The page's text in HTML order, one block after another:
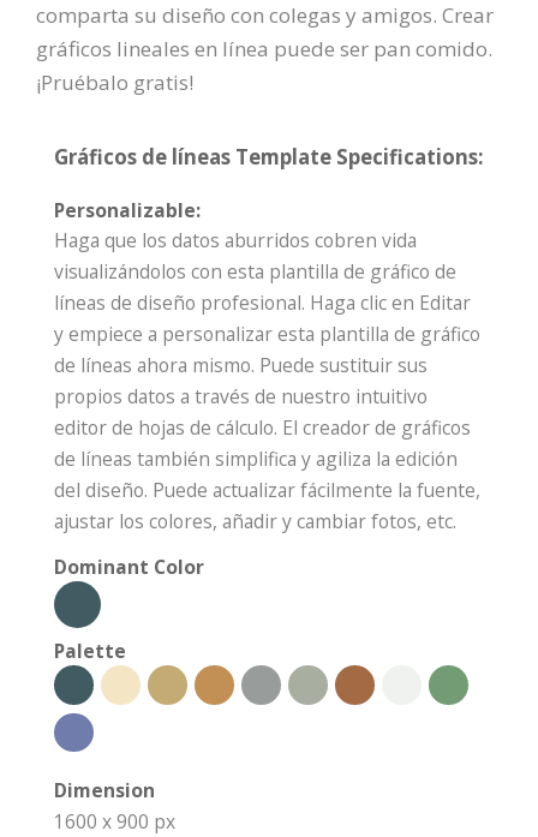
comparta su diseño con colegas y amigos. Crear
gráficos lineales en línea puede ser pan comido.
¡Pruébalo gratis!
Gráficos de líneas Template Specifications:
Personalizable:
Haga que los datos aburridos cobren vida
visualizándolos con esta plantilla de gráfico de
líneas de diseño profesional. Haga clic en Editar
y empiece a personalizar esta plantilla de gráfico
de líneas ahora mismo. Puede sustituir sus
propios datos a través de nuestro intuitivo
editor de hojas de cálculo. El creador de gráficos
de líneas también simplifica y agiliza la edición
del diseño. Puede actualizar fácilmente la fuente,
ajustar los colores, añadir y cambiar fotos, etc.
Dominant Color
Palette
Dimension
1600 x 900 px